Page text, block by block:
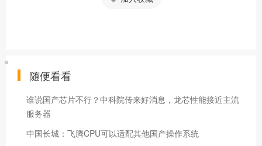
随便看看
谁说国产芯片不行？中科院传来好消息，龙芯性能接近主流
服务器
中国长城：飞腾CPU可以适配其他国产操作系统